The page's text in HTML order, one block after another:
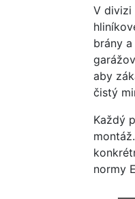
V divizi
brány
aby
čistý
Každý
normy